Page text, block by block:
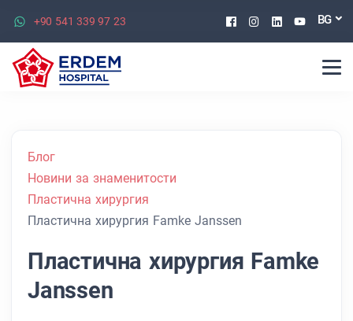
+90 541 339 97 23 Facebook
Instagram
Linkedin
BG
Блог
Новини за знаменитости
Пластична хирургия
Пластична хирургия Famke Janssen
Пластична хирургия Famke
Janssen